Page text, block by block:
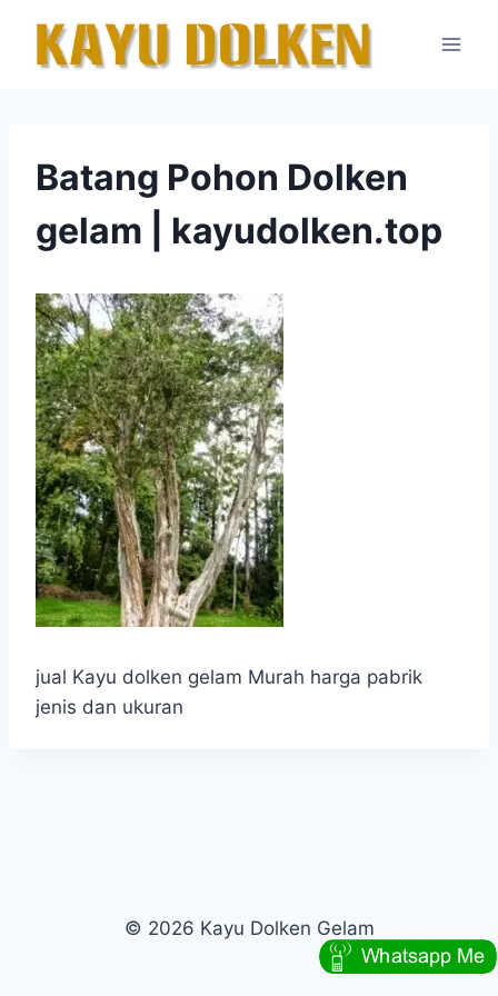
content
Batang Pohon Dolken
gelam | kayudolken.top
jual Kayu dolken gelam Murah harga pabrik
jenis dan ukuran
© 2026 Kayu Dolken Gelam